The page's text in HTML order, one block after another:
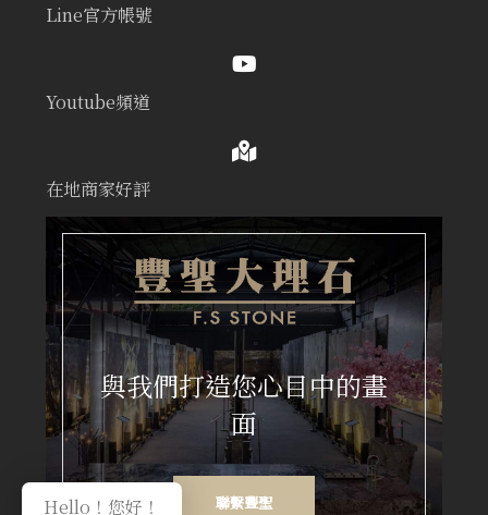
Line官方帳號
Youtube頻道
在地商家好評
與我們打造您心目中的畫
面
聯繫豐聖
Hello！您好！